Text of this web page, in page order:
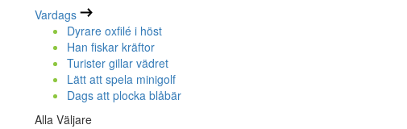
Vardags
Dyrare oxfilé i höst
Han fiskar kräftor
Turister gillar vädret
Lätt att spela minigolf
Dags att plocka blåbär
Alla Väljare